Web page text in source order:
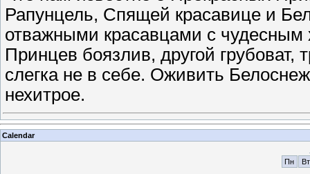
Рапунцель, Спящей красавице и
отважными красавцами с чудесным
Принцев боязлив, другой
слегка не в себе. Оживить
нехитрое.
Calendar
Пн
Вт